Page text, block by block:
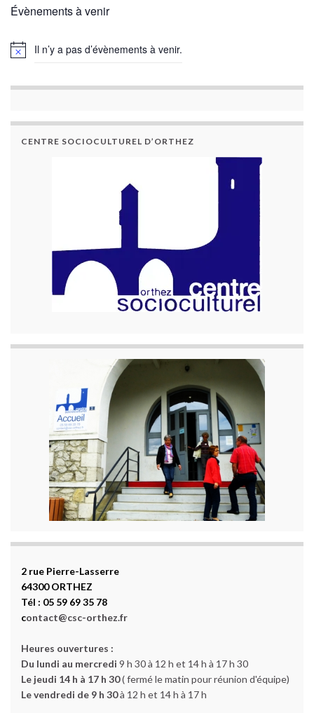
Évènements à venir
Il n’y a pas d’évènements à venir.
CENTRE SOCIOCULTUREL D’ORTHEZ
2 rue Pierre-Lasserre
64300 ORTHEZ
Tél : 05 59 69 35 78
contact@csc-orthez.fr
Heures ouvertures :
Du lundi au mercredi 9 h 30 à 12 h et 14 h à 17 h 30
Le jeudi 14 h à 17 h 30( fermé le matin pour réunion d'équipe)
Le vendredi de 9 h 30à 12 h et 14 h à 17 h